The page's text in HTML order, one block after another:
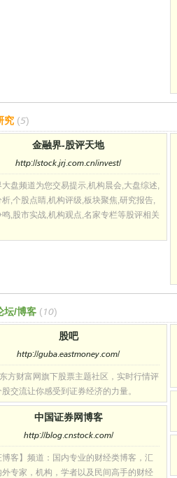
究 (5)
金融界-股评天地
http://stock.jrj.com.cn/invest/
盘频道为您交易提示,机构晨会,大盘综述,
,个股点睛,机构评级,板块聚焦,研究报告,
,股市实战,机构观点,名家专栏等股评相关
坛/博客 (10)
股吧
http://guba.eastmoney.com/
方财富网旗下股票主题社区，实时行情评
交流让你感受到证券经济的力量。
中国证券网博客
http://blog.cnstock.com/
博客】频道：国内专业的财经类博客，汇
外专家，机构，学者以及民间高手的财经